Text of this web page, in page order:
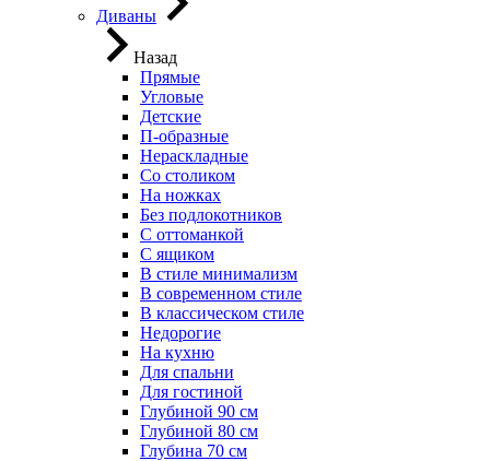
Диваны
Назад
Прямые
Угловые
Детские
П-образные
Нераскладные
Со столиком
На ножках
Без подлокотников
С оттоманкой
С ящиком
В стиле минимализм
В современном стиле
В классическом стиле
Недорогие
На кухню
Для спальни
Для гостиной
Глубиной 90 см
Глубиной 80 см
Глубина 70 см